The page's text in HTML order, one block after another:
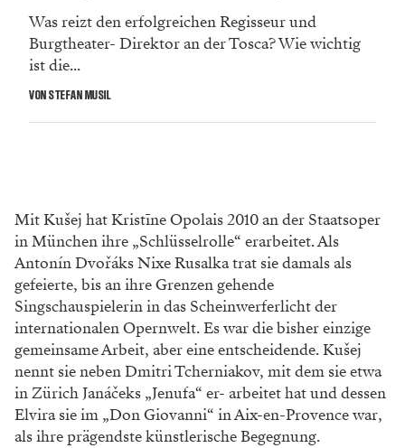
Was reizt den erfolgreichen Regisseur und
Burgtheater- Direktor an der Tosca? Wie wichtig
ist die...
VON STEFAN MUSIL
Mit Kušej hat Kristīne Opolais 2010 an der Staatsoper
in München ihre „Schlüsselrolle“ erarbeitet. Als
Antonín Dvořáks Nixe Rusalka trat sie damals als
gefeierte, bis an ihre Grenzen gehende
Singschauspielerin in das Scheinwerferlicht der
internationalen Opernwelt. Es war die bisher einzige
gemeinsame Arbeit, aber eine entscheidende. Kušej
nennt sie neben Dmitri Tcherniakov, mit dem sie etwa
in Zürich Janáčeks „Jenufa“ er- arbeitet hat und dessen
Elvira sie im „Don Giovanni“ in Aix-en-Provence war,
als ihre prägendste künstlerische Begegnung.